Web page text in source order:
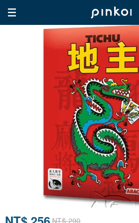
NT$ 290